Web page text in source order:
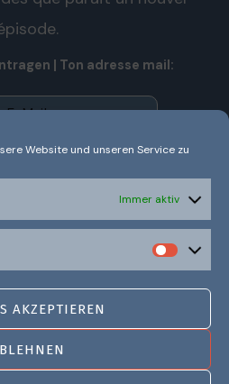
Website und unseren Service zu
Immer aktiv
AKZEPTIEREN
| Ton adresse mail:
Nous n’envoyons pas de spam!
Datenschutzerklärung.
gelesen und